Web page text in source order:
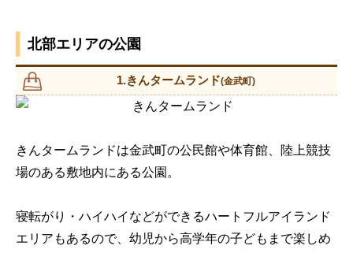
北部エリアの公園
1.きんタームランド(金武町)
きんタームランドは金武町の公民館や体育館、陸上競技
場のある敷地内にある公園。
寝転がり・ハイハイなどができるハートフルアイランド
エリアもあるので、幼児から高学年の子どもまで楽しめ